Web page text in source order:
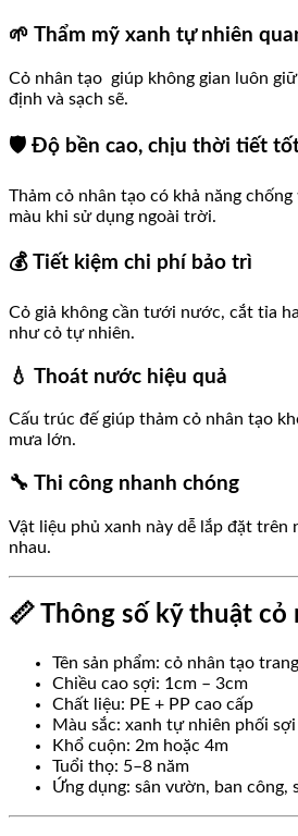
🌱 Thẩm mỹ xanh tự nhiên
Cỏ nhân tạo giúp không gian luôn
định và sạch sẽ.
🛡️ Độ bền cao, chịu thời tiết
Thảm cỏ nhân tạo có khả năng
màu khi sử dụng ngoài trời.
💰 Tiết kiệm chi phí bảo trì
Cỏ giả không cần tưới nước, cắt tỉa
như cỏ tự nhiên.
💧 Thoát nước hiệu quả
Cấu trúc đế giúp thảm cỏ nhân tạo
mưa lớn.
🔧 Thi công nhanh chóng
Vật liệu phủ xanh này dễ lắp đặt trên
nhau.
📏 Thông số kỹ thuật cỏ
Tên sản phẩm: cỏ nhân tạo
Chiều cao sợi: 1cm – 3cm
Chất liệu: PE + PP cao cấp
Màu sắc: xanh tự nhiên phối sợi
Khổ cuộn: 2m hoặc 4m
Tuổi thọ: 5–8 năm
Ứng dụng: sân vườn, ban